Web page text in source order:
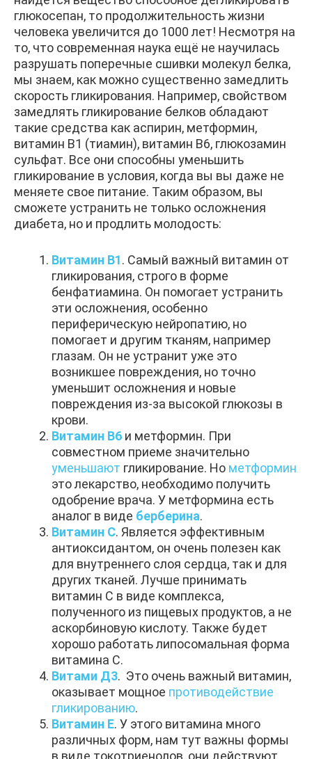
глюкосепан, то продолжительность жизни
человека увеличится до 1000 лет! Несмотря на
то, что современная наука ещё не научилась
разрушать поперечные сшивки молекул белка,
мы знаем, как можно существенно замедлить
скорость гликирования. Например, свойством
замедлять гликирование белков обладают
такие средства как аспирин, метформин,
витамин В1 (тиамин), витамин В6, глюкозамин
сульфат. Все они способны уменьшить
гликирование в условия, когда вы вы даже не
меняете свое питание. Таким образом, вы
сможете устранить не только осложнения
диабета, но и продлить молодость:
Витамин В1. Самый важный витамин от
гликирования, строго в форме
бенфатиамина. Он помогает устранить
эти осложнения, особенно
периферическую нейропатию, но
помогает и другим тканям, например
глазам. Он не устранит уже это
возникшее повреждения, но точно
уменьшит осложнения и новые
повреждения из-за высокой глюкозы в
крови.
Витамин B6 и метформин. При
совместном приеме значительно
уменьшают гликирование. Но метформин
это лекарство, необходимо получить
одобрение врача. У метформина есть
аналог в виде берберина.
Витамин С. Является эффективным
антиоксидантом, он очень полезен как
для внутреннего слоя сердца, так и для
других тканей. Лучше принимать
витамин С в виде комплекса,
полученного из пищевых продуктов, а не
аскорбиновую кислоту. Также будет
хорошо работать липосомальная форма
витамина С.
Витами Д3. Это очень важный витамин,
оказывает мощное противодействие
гликированию.
Витамин Е. У этого витамина много
различных форм, нам тут важны формы
в виде токотриенолов, они действуют